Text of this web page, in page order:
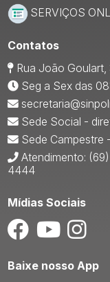
SERVIÇOS
Contatos
Rua João
Seg a Sex das
Sede Social -
Sede Campestre
Atendimento:
4444
Mídias Sociais
Baixe nosso App